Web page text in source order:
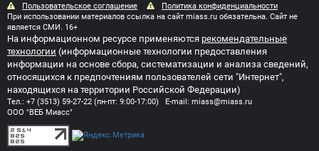
Пользовательское соглашение
Политика конфиденциальности
При использовании материалов ссылка на сайт miass.ru обязательна. Сайт не
является СМИ. 16+
На информационном ресурсе применяются рекомендательные
технологии (информационные технологии предоставления
информации на основе сбора, систематизации и анализа сведений,
относящихся к предпочтениям пользователей сети "Интернет",
находящихся на территории Российской Федерации)
Тел.: +7 (3513) 59-27-22 (пн-пт: 9:00-17:00) E-mail: miass@miass.ru
ООО "ВЕБ Миасс"